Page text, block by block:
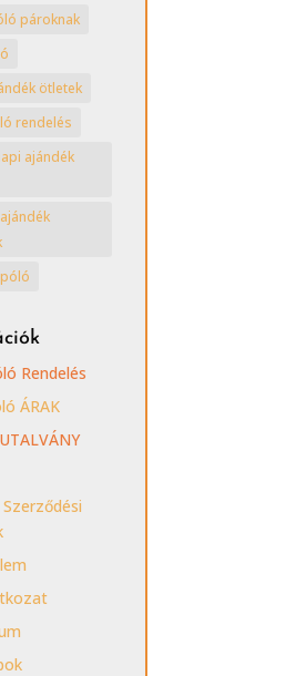
pároknak
ötletek
rendelés
ajándék
Rendelés
ÁRAK